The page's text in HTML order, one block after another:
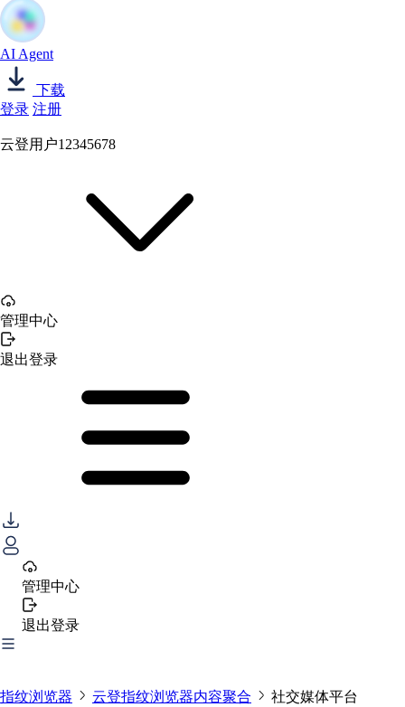
AI Agent
下载
登录 注册
云登用户12345678
管理中心
退出登录
管理中心
退出登录
指纹浏览器 云登指纹浏览器内容聚合
社交媒体平台